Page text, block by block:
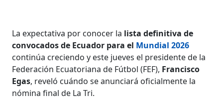
La expectativa por conocer la lista definitiva de
convocados de Ecuador para el Mundial 2026
continúa creciendo y este jueves el presidente de la
Federación Ecuatoriana de Fútbol (FEF), Francisco
Egas, reveló cuándo se anunciará oficialmente la
nómina final de La Tri.